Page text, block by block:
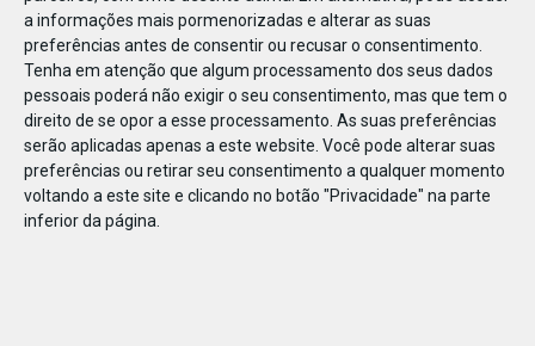
a informações mais pormenorizadas e alterar as suas
preferências antes de consentir ou recusar o consentimento.
Tenha em atenção que algum processamento dos seus dados
pessoais poderá não exigir o seu consentimento, mas que tem o
direito de se opor a esse processamento. As suas preferências
serão aplicadas apenas a este website. Você pode alterar suas
preferências ou retirar seu consentimento a qualquer momento
voltando a este site e clicando no botão "Privacidade" na parte
inferior da página.
510021625079265